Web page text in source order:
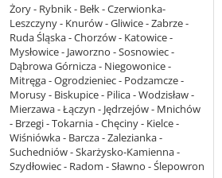
Żory - Rybnik - Bełk - Czerwionka-
Leszczyny - Knurów - Gliwice - Zabrze -
Ruda Śląska - Chorzów - Katowice -
Mysłowice - Jaworzno - Sosnowiec -
Dąbrowa Górnicza - Niegowonice -
Mitręga - Ogrodzieniec - Podzamcze -
Morusy - Biskupice - Pilica - Wodzisław -
Mierzawa - Łączyn - Jędrzejów - Mnichów
- Brzegi - Tokarnia - Chęciny - Kielce -
Wiśniówka - Barcza - Zalezianka -
Suchedniów - Skarżysko-Kamienna -
Szydłowiec - Radom - Sławno - Ślepowron